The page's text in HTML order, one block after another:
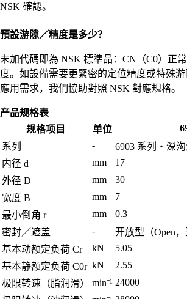
NSK 確認。
預設游隙／精度是多少？
未加代碼即為 NSK 標準品：CN（C0）正
度。如設備需要更緊密的定位精度或特殊
應用需求，我們協助對照 NSK 對應規格。
产品规格表
规格项目
单位
系列
-
6903 系列・深
内径 d
mm
17
外径 D
mm
30
宽度 B
mm
7
最小倒角 r
mm
0.3
密封／遮盖
-
开放型（Open
基本动额定负荷 Cr
kN
5.05
基本静额定负荷 C0r kN
2.55
极限转速（脂润滑）
min⁻¹ 24000